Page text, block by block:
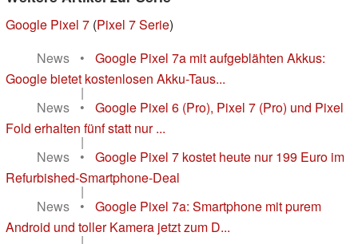
Google Pixel 7 (Pixel 7 Serie)
News
•
Google Pixel 7a mit aufgeblähten Akkus:
Google bietet kostenlosen Akku-Taus...
|
News
•
Google Pixel 6 (Pro), Pixel 7 (Pro) und Pixel
Fold erhalten fünf statt nur ...
|
News
•
Google Pixel 7 kostet heute nur 199 Euro im
Refurbished-Smartphone-Deal
|
News
•
Google Pixel 7a: Smartphone mit purem
Android und toller Kamera jetzt zum D...